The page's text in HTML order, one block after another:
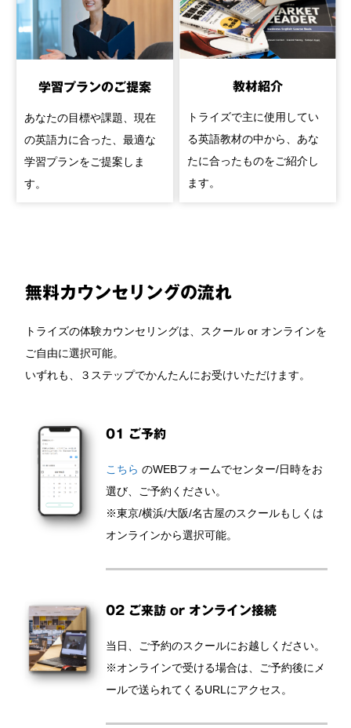
学習プランのご提案
あなたの目標や課題、現在
の英語力に合った、最適な
学習プランをご提案しま
す。
教材紹介
トライズで主に使用してい
る英語教材の中から、あな
たに合ったものをご紹介し
ます。
無料カウンセリングの流れ
トライズの体験カウンセリングは、スクール or オンラインを
ご自由に選択可能。
いずれも、３ステップでかんたんにお受けいただけます。
01 ご予約
こちら のWEBフォームでセンター/日時をお
選び、ご予約ください。
※東京/横浜/大阪/名古屋のスクールもしくは
オンラインから選択可能。
02 ご来訪 or オンライン接続
当日、ご予約のスクールにお越しください。
※オンラインで受ける場合は、ご予約後にメ
ールで送られてくるURLにアクセス。